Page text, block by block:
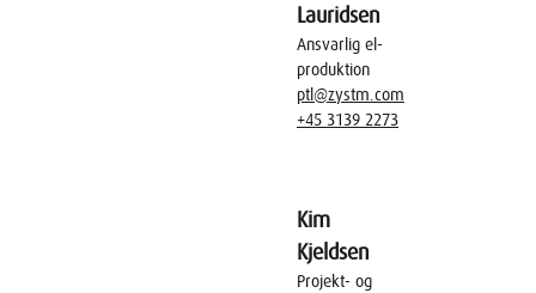
Lauridsen
Ansvarlig el-
produktion
ptl@zystm.com
+45 3139 2273
Kim
Kjeldsen
Projekt- og